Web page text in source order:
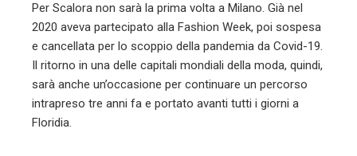
Per Scalora non sarà la prima volta a Milano. Già nel
2020 aveva partecipato alla Fashion Week, poi sospesa
e cancellata per lo scoppio della pandemia da Covid-19.
Il ritorno in una delle capitali mondiali della moda, quindi,
sarà anche un’occasione per continuare un percorso
intrapreso tre anni fa e portato avanti tutti i giorni a
Floridia.